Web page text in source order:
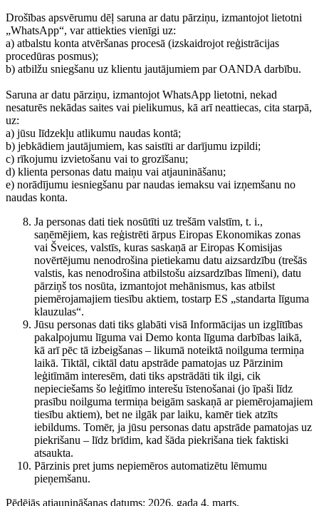
Drošības apsvērumu dēļ saruna ar datu pārziņu, izmantojot lietotni
„WhatsApp“, var attiekties vienīgi uz:
a) atbalstu konta atvēršanas procesā (izskaidrojot reģistrācijas
procedūras posmus);
b) atbilžu sniegšanu uz klientu jautājumiem par OANDA darbību.
Saruna ar datu pārziņu, izmantojot WhatsApp lietotni, nekad
nesaturēs nekādas saites vai pielikumus, kā arī neattiecas, cita starpā,
uz:
a) jūsu līdzekļu atlikumu naudas kontā;
b) jebkādiem jautājumiem, kas saistīti ar darījumu izpildi;
c) rīkojumu izvietošanu vai to grozīšanu;
d) klienta personas datu maiņu vai atjaunināšanu;
e) norādījumu iesniegšanu par naudas iemaksu vai izņemšanu no
naudas konta.
Ja personas dati tiek nosūtīti uz trešām valstīm, t. i.,
saņēmējiem, kas reģistrēti ārpus Eiropas Ekonomikas zonas
vai Šveices, valstīs, kuras saskaņā ar Eiropas Komisijas
novērtējumu nenodrošina pietiekamu datu aizsardzību (trešās
valstis, kas nenodrošina atbilstošu aizsardzības līmeni), datu
pārziņš tos nosūta, izmantojot mehānismus, kas atbilst
piemērojamajiem tiesību aktiem, tostarp ES „standarta līguma
klauzulas“.
Jūsu personas dati tiks glabāti visā Informācijas un izglītības
pakalpojumu līguma vai Demo konta līguma darbības laikā,
kā arī pēc tā izbeigšanas – likumā noteiktā noilguma termiņa
laikā. Tiktāl, ciktāl datu apstrāde pamatojas uz Pārzinim
leģitīmām interesēm, dati tiks apstrādāti tik ilgi, cik
nepieciešams šo leģitīmo interešu īstenošanai (jo īpaši līdz
prasību noilguma termiņa beigām saskaņā ar piemērojamajiem
tiesību aktiem), bet ne ilgāk par laiku, kamēr tiek atzīts
iebildums. Tomēr, ja jūsu personas datu apstrāde pamatojas uz
piekrišanu – līdz brīdim, kad šāda piekrišana tiek faktiski
atsaukta.
Pārzinis pret jums nepiemēros automatizētu lēmumu
pieņemšanu.
Pēdējās atjaunināšanas datums: 2026. gada 4. marts.